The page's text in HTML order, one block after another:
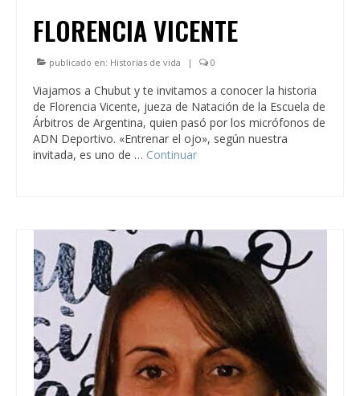
FLORENCIA VICENTE
publicado en: Historias de vida | 0
Viajamos a Chubut y te invitamos a conocer la historia
de Florencia Vicente, jueza de Natación de la Escuela de
Árbitros de Argentina, quien pasó por los micrófonos de
ADN Deportivo. «Entrenar el ojo», según nuestra
invitada, es uno de … Continuar